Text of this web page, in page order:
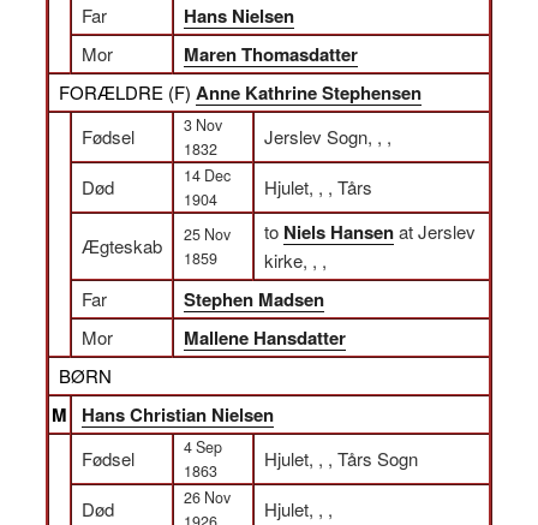
Far
Hans Nielsen
Mor Maren Thomasdatter
FORÆLDRE (F) Anne Kathrine Stephensen
Fødsel
3 Nov
1832
Jerslev Sogn, , ,
Død
14 Dec
1904
Hjulet, , , Tårs
Ægteskab
25 Nov
1859
to Niels Hansenat Jerslev
kirke, , ,
Far
Stephen Madsen
Mor Mallene Hansdatter
BØRN
M Hans Christian Nielsen
Fødsel
4 Sep
1863
Hjulet, , , Tårs Sogn
Død
26 Nov
Hjulet, , ,